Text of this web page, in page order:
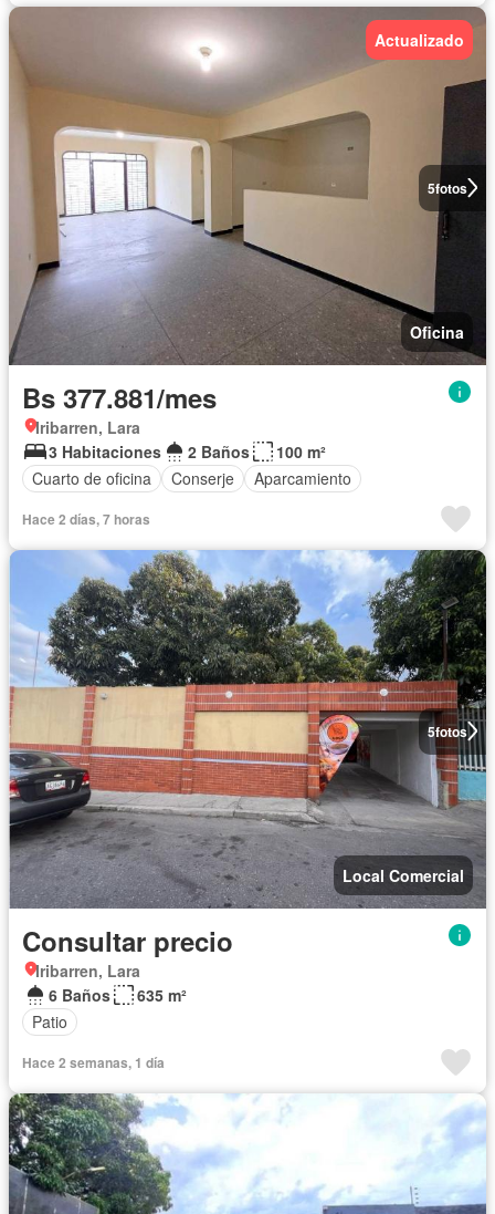
5fotos
Actualizado
Oficina
Bs 377.881/mes
Iribarren, Lara
3 Habitaciones
2 Baños
100 m²
Cuarto de oficina
Conserje Aparcamiento
Hace 2 días, 7 horas
5fotos
Local Comercial
Consultar precio
Iribarren, Lara
6 Baños
635 m²
Patio
Hace 2 semanas, 1 día